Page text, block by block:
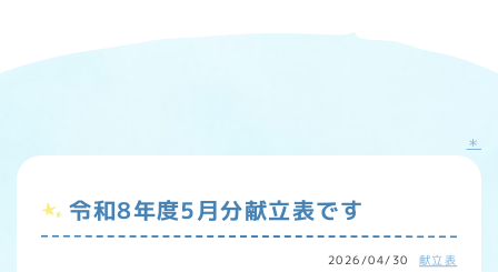
＊
令和8年度5月分献立表です
2026/04/30 献立表